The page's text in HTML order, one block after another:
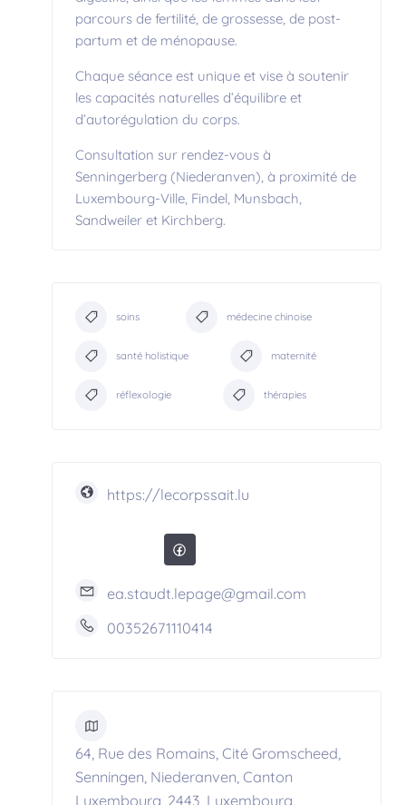
parcours de fertilité, de grossesse, de post-
partum et de ménopause.
Chaque séance est unique et vise à soutenir
les capacités naturelles d’équilibre et
d’autorégulation du corps.
Consultation sur rendez-vous à
Senningerberg (Niederanven), à proximité de
Luxembourg-Ville, Findel, Munsbach,
Sandweiler et Kirchberg.
soins médecine chinoise
santé holistique maternité
réflexologie thérapies
https://lecorpssait.lu
ea.staudt.lepage@gmail.com
00352671110414
64, Rue des Romains, Cité Gromscheed,
Senningen, Niederanven, Canton
Luxembourg, 2443, Luxembourg